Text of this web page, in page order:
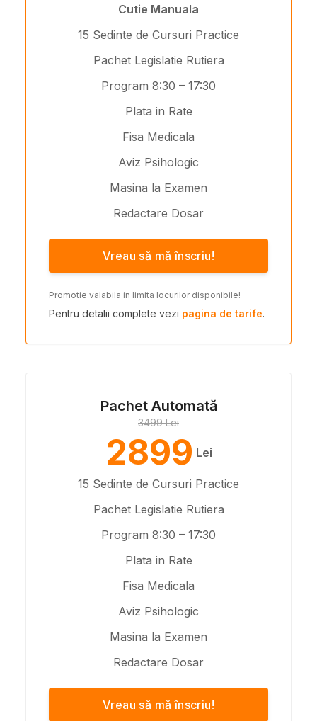
Cutie Manuala
15 Sedinte de Cursuri Practice
Pachet Legislatie Rutiera
Program 8:30 – 17:30
Plata in Rate
Fisa Medicala
Aviz Psihologic
Masina la Examen
Redactare Dosar
Vreau să mă înscriu!
Promotie valabila in limita locurilor disponibile!
Pentru detalii complete vezi pagina de tarife.
Pachet Automată
3499 Lei
2899 Lei
15 Sedinte de Cursuri Practice
Pachet Legislatie Rutiera
Program 8:30 – 17:30
Plata in Rate
Fisa Medicala
Aviz Psihologic
Masina la Examen
Redactare Dosar
Vreau să mă înscriu!